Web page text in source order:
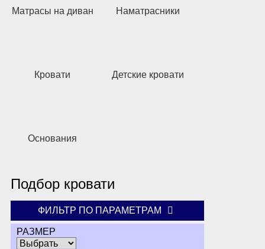
Матрасы на диван Наматрасники
Кровати Детские кровати
Основания
Подбор кровати
ФИЛЬТР ПО ПАРАМЕТРАМ
РАЗМЕР